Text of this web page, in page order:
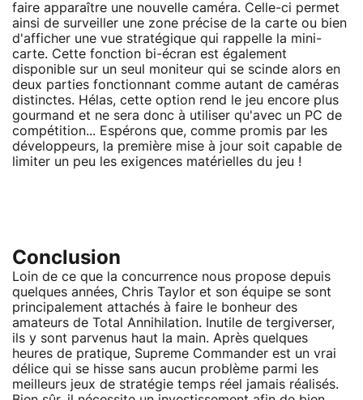
faire apparaître une nouvelle caméra. Celle-ci permet
ainsi de surveiller une zone précise de la carte ou bien
d'afficher une vue stratégique qui rappelle la mini-
carte. Cette fonction bi-écran est également
disponible sur un seul moniteur qui se scinde alors en
deux parties fonctionnant comme autant de caméras
distinctes. Hélas, cette option rend le jeu encore plus
gourmand et ne sera donc à utiliser qu'avec un PC de
compétition... Espérons que, comme promis par les
développeurs, la première mise à jour soit capable de
limiter un peu les exigences matérielles du jeu !
Conclusion
Loin de ce que la concurrence nous propose depuis
quelques années, Chris Taylor et son équipe se sont
principalement attachés à faire le bonheur des
amateurs de Total Annihilation. Inutile de tergiverser,
ils y sont parvenus haut la main. Après quelques
heures de pratique, Supreme Commander est un vrai
délice qui se hisse sans aucun problème parmi les
meilleurs jeux de stratégie temps réel jamais réalisés.